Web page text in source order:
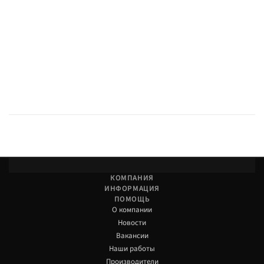
КОМПАНИЯ
ИНФОРМАЦИЯ
ПОМОЩЬ
О компании
Новости
Вакансии
Наши работы
Производители